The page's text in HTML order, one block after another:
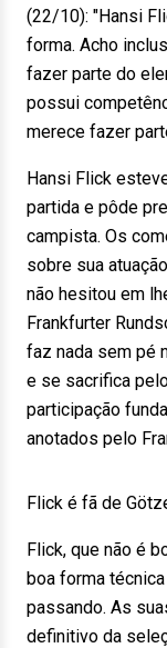
(22/10): "Hansi
forma. Acho
fazer parte do
possui
merece fazer
Hansi Flick
partida e pôde
campista. Os
sobre sua
não hesitou em
Frankfurter
faz nada sem pé
e se sacrifica
participação
anotados pelo
Flick é fã de
Flick, que não é
boa forma
passando. As
definitivo da